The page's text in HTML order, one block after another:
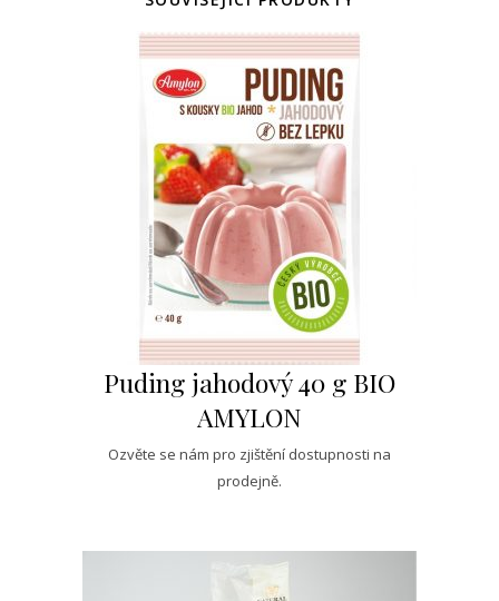
Puding jahodový 40 g BIO
AMYLON
Ozvěte se nám pro zjištění dostupnosti na
prodejně.